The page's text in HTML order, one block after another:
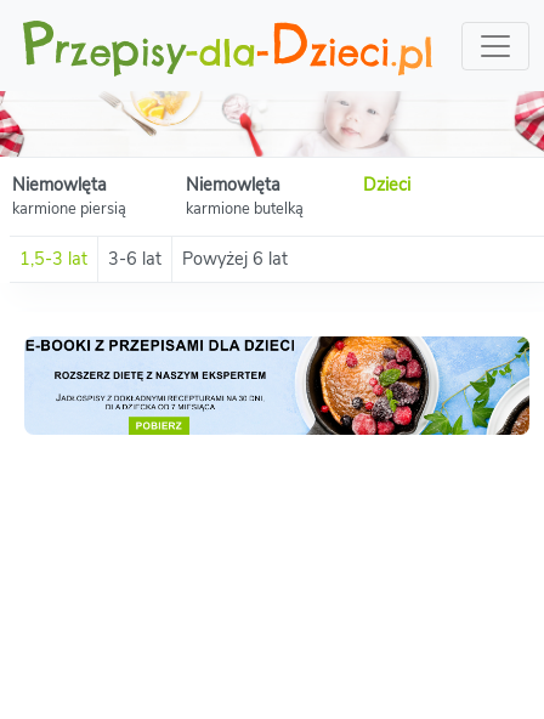
Niemowlęta
karmione piersią
Niemowlęta
karmione butelką
Dzieci
1,5-3 lat 3-6 lat Powyżej 6 lat